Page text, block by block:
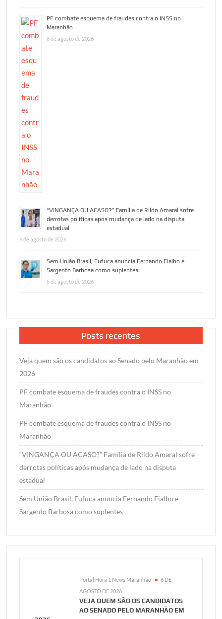
PF combate esquema de fraudes contra o INSS no
Maranhão
6 de agosto de 2026
“VINGANÇA OU ACASO?” Família de Rildo Amaral sofre
derrotas políticas após mudança de lado na disputa
estadual
6 de agosto de 2026
Sem União Brasil, Fufuca anuncia Fernando Fialho e
Sargento Barbosa como suplentes
5 de agosto de 2026
Posts recentes
Veja quem são os candidatos ao Senado pelo Maranhão em
2026
PF combate esquema de fraudes contra o INSS no
Maranhão
PF combate esquema de fraudes contra o INSS no
Maranhão
“VINGANÇA OU ACASO?” Família de Rildo Amaral sofre
derrotas políticas após mudança de lado na disputa
estadual
Sem União Brasil, Fufuca anuncia Fernando Fialho e
Sargento Barbosa como suplentes
Portal Hora 1 News Maranhão
6 DE
AGOSTO DE 2026
VEJA QUEM SÃO OS CANDIDATOS
AO SENADO PELO MARANHÃO EM